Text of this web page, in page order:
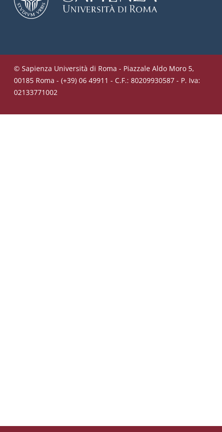
© Sapienza Università di Roma - Piazzale Aldo Moro 5,
00185 Roma - (+39) 06 49911 - C.F.: 80209930587 - P. Iva:
02133771002